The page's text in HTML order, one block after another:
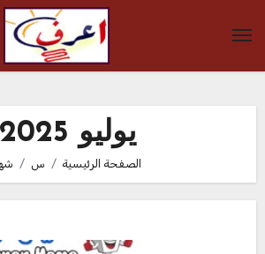
يوليو 2025
الصفحة الرئيسية س